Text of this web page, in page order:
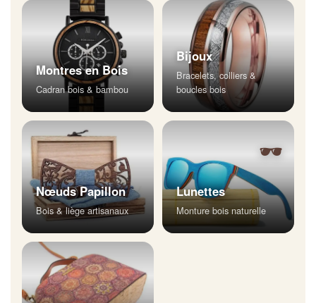
Montres en Bois
Cadran bois & bambou
Bijoux
Bracelets, colliers &
boucles bois
Nœuds Papillon
Bois & liège artisanaux
🕶
Lunettes
Monture bois naturelle